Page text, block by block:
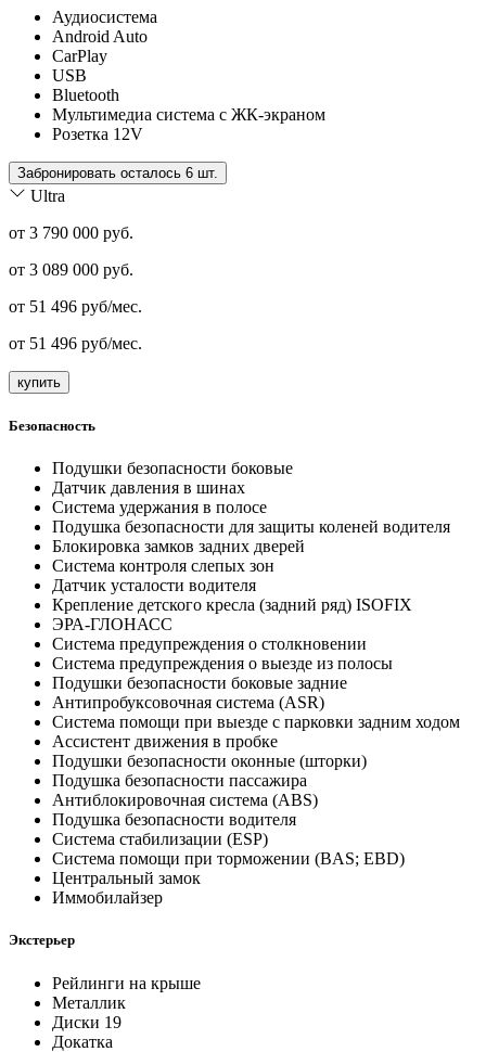
Аудиосистема
Android Auto
CarPlay
USB
Bluetooth
Мультимедиа система с ЖК-экраном
Розетка 12V
Забронировать осталось 6 шт.
Ultra
от 3 790 000 руб.
от 3 089 000 руб.
от 51 496 руб/мес.
от 51 496 руб/мес.
купить
Безопасность
Подушки безопасности боковые
Датчик давления в шинах
Система удержания в полосе
Подушка безопасности для защиты коленей водителя
Блокировка замков задних дверей
Система контроля слепых зон
Датчик усталости водителя
Крепление детского кресла (задний ряд) ISOFIX
ЭРА-ГЛОНАСС
Система предупреждения о столкновении
Система предупреждения о выезде из полосы
Подушки безопасности боковые задние
Антипробуксовочная система (ASR)
Система помощи при выезде с парковки задним ходом
Ассистент движения в пробке
Подушки безопасности оконные (шторки)
Подушка безопасности пассажира
Антиблокировочная система (ABS)
Подушка безопасности водителя
Система стабилизации (ESP)
Система помощи при торможении (BAS; EBD)
Центральный замок
Иммобилайзер
Экстерьер
Рейлинги на крыше
Металлик
Диски 19
Докатка